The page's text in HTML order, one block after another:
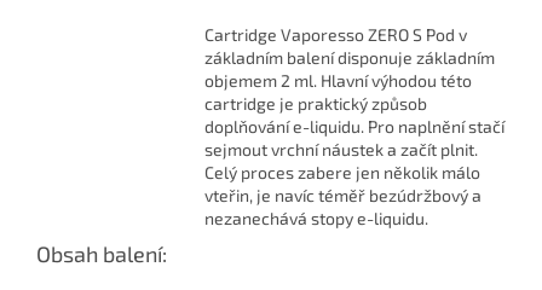
Cartridge Vaporesso ZERO S Pod v
základním balení disponuje základním
objemem 2 ml. Hlavní výhodou této
cartridge je praktický způsob
doplňování e-liquidu. Pro naplnění stačí
sejmout vrchní náustek a začít plnit.
Celý proces zabere jen několik málo
vteřin, je navíc téměř bezúdržbový a
nezanechává stopy e-liquidu.
Obsah balení: